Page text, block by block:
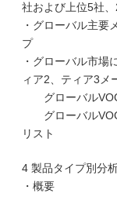
社および上位5社
・グローバル主要
プ
・グローバル市場
ィア2、ティア3メ
グローバルVOC
グローバルVOC
リスト
4 製品タイプ別分
・概要